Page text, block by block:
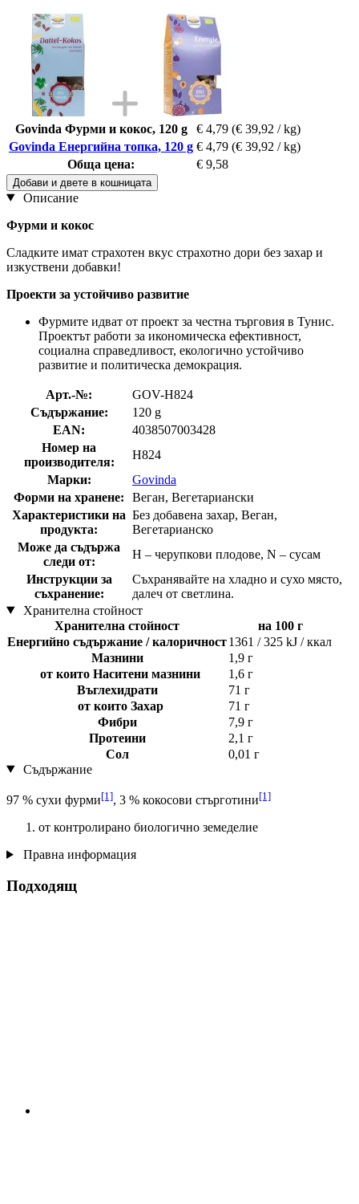
Govinda Фурми и кокос, 120 g € 4,79 (€ 39,92 / kg)
Govinda Енергийна топка, 120 g € 4,79 (€ 39,92 / kg)
Обща цена:
€ 9,58
Добави и двете в кошницата
Описание
Фурми и кокос
Сладките имат страхотен вкус страхотно дори без захар и
изкуствени добавки!
Проекти за устойчиво развитие
Фурмите идват от проект за честна търговия в Тунис.
Проектът работи за икономическа ефективност,
социална справедливост, екологично устойчиво
развитие и политическа демокрация.
Арт.-№:
GOV-H824
Съдържание:
120 g
EAN:
4038507003428
Номер на
производителя:
H824
Марки:
Govinda
Форми на хранене:
Веган, Вегетариански
Характеристики на
продукта:
Без добавена захар, Веган,
Вегетарианско
Може да съдържа
следи от:
H – черупкови плодове, N – сусам
Инструкции за
съхранение:
Съхранявайте на хладно и сухо място,
далеч от светлина.
Хранителна стойност
Хранителна стойност
на 100 г
Енергийно съдържание / калоричност1361 / 325 kJ / ккал
Мазнини
1,9 г
от които Наситени мазнини
1,6 г
Въглехидрати
71 г
от които Захар
71 г
Фибри
7,9 г
Протеини
2,1 г
Сол
0,01 г
Съдържание
97 % сухи фурми[1], 3 % кокосови стърготини[1]
от контролирано биологично земеделие
Правна информация
Подходящ